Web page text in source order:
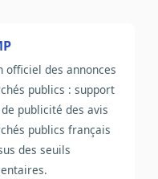
officiel des annonces
publics : support
publicité des avis
publics français
des seuils